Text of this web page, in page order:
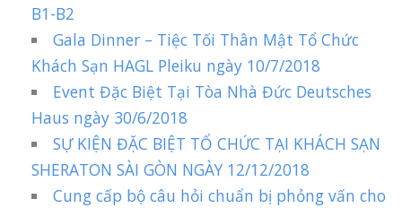
B1-B2
Gala Dinner – Tiệc Tối Thân Mật Tổ Chức
Khách Sạn HAGL Pleiku ngày 10/7/2018
Event Đặc Biệt Tại Tòa Nhà Đức Deutsches
Haus ngày 30/6/2018
SỰ KIỆN ĐẶC BIỆT TỔ CHỨC TẠI KHÁCH SẠN
SHERATON SÀI GÒN NGÀY 12/12/2018
Cung cấp bộ câu hỏi chuẩn bị phỏng vấn cho